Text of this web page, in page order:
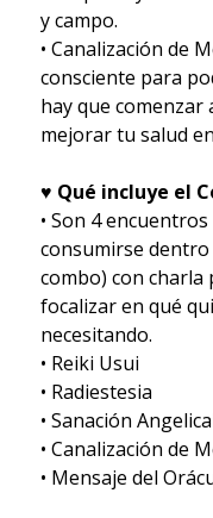
y campo.
• Canalización de
consciente para
hay que comenzar
mejorar tu salud
♥ Qué incluye el
• Son 4
consumirse dentro
combo) con
focalizar en qué
necesitando.
• Reiki Usui
• Radiestesia
• Sanación
• Canalización de
• Mensaje del